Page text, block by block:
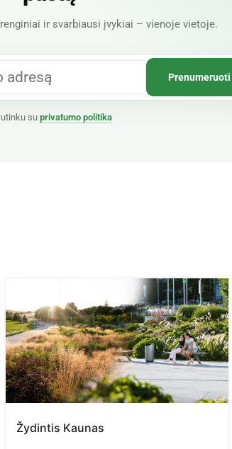
ir svarbiausi įvykiai – vienoje vietoje.
su privatumo politika
Žydintis Kaunas